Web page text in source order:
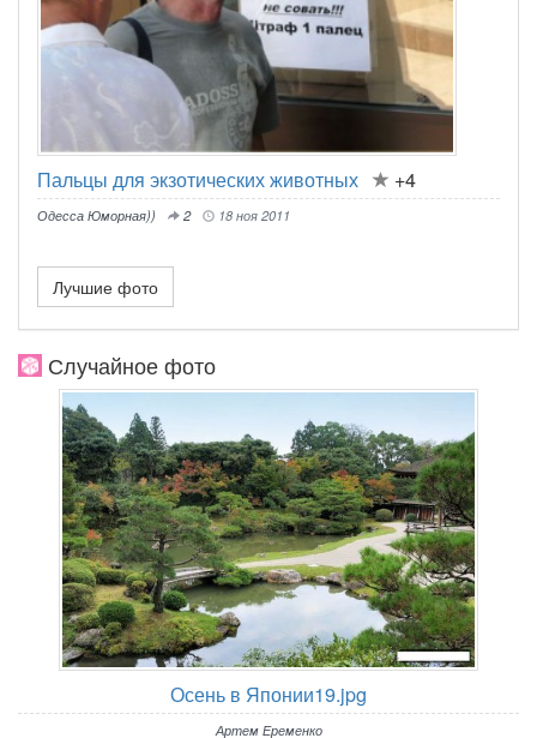
Пальцы для экзотических животных +4
Одесса Юморная)) 2 18 ноя 2011
Лучшие фото
Случайное фото
Осень в Японии19.jpg
Артем Еременко